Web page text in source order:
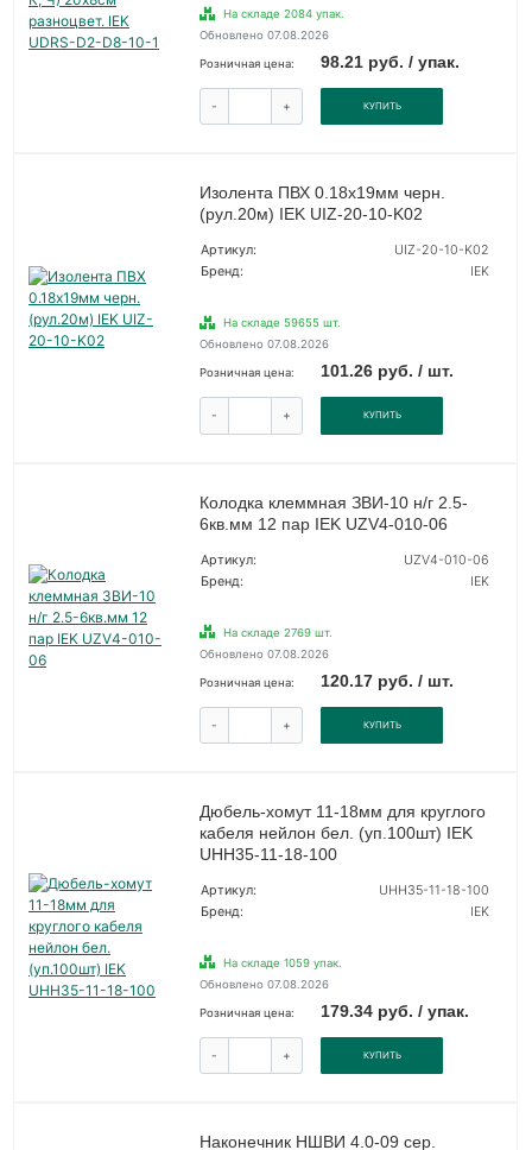
На складе 2084 упак.
Обновлено 07.08.2026
Розничная цена: 98.21 руб. / упак.
- + КУПИТЬ
Изолента ПВХ 0.18х19мм черн.
(рул.20м) IEK UIZ-20-10-K02
Артикул:
UIZ-20-10-K02
Бренд:
IEK
На складе 59655 шт.
Обновлено 07.08.2026
Розничная цена: 101.26 руб. / шт.
- + КУПИТЬ
Колодка клеммная ЗВИ-10 н/г 2.5-
6кв.мм 12 пар IEK UZV4-010-06
Артикул:
UZV4-010-06
Бренд:
IEK
На складе 2769 шт.
Обновлено 07.08.2026
Розничная цена: 120.17 руб. / шт.
- + КУПИТЬ
Дюбель-хомут 11-18мм для круглого
кабеля нейлон бел. (уп.100шт) IEK
UHH35-11-18-100
Артикул:
UHH35-11-18-100
Бренд:
IEK
На складе 1059 упак.
Обновлено 07.08.2026
Розничная цена: 179.34 руб. / упак.
- + КУПИТЬ
Наконечник НШВИ 4.0-09 сер.